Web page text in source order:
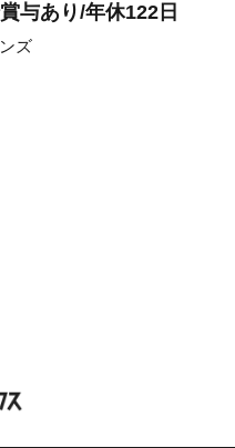
与あり/年休122日
ズ